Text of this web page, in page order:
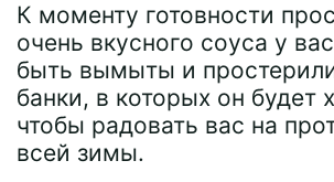
К моменту готовности
очень вкусного соуса у
быть вымыты и
банки, в которых он будет
чтобы радовать вас на
всей зимы.